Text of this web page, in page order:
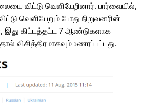
விட்டு வெளியேறினார். பார்வையில்,
வெளியேறும் போது நிறுவனரின்
இது கிட்டத்தட்ட 7 ஆண்டுகளாக
விசித்திரமாகவும் உணரப்பட்டது.